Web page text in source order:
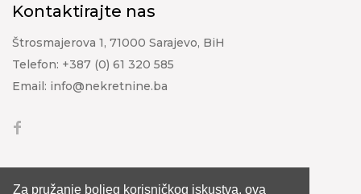
Za pružanje boljeg korisničkog iskustva, ova
Kontaktirajte nas
Štrosmajerova 1, 71000 Sarajevo, BiH
Telefon: +387 (0) 61 320 585
Email: info@nekretnine.ba